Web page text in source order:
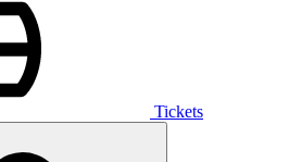
Tickets